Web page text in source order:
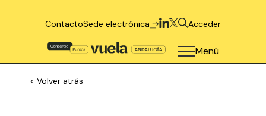
ContactoSede electrónica Acceder
Menú
< Volver atrás